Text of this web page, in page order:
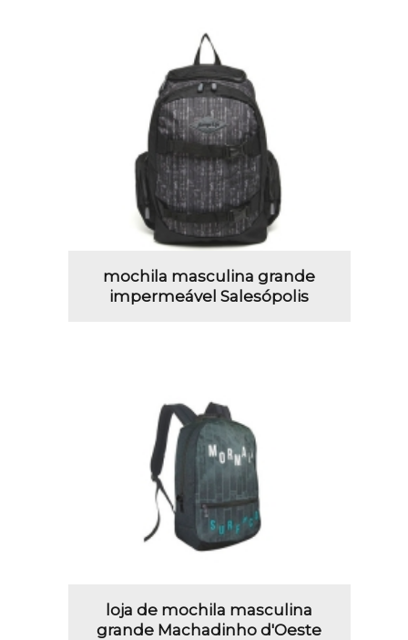
mochila masculina grande
impermeável Salesópolis
loja de mochila masculina
grande Machadinho d'Oeste